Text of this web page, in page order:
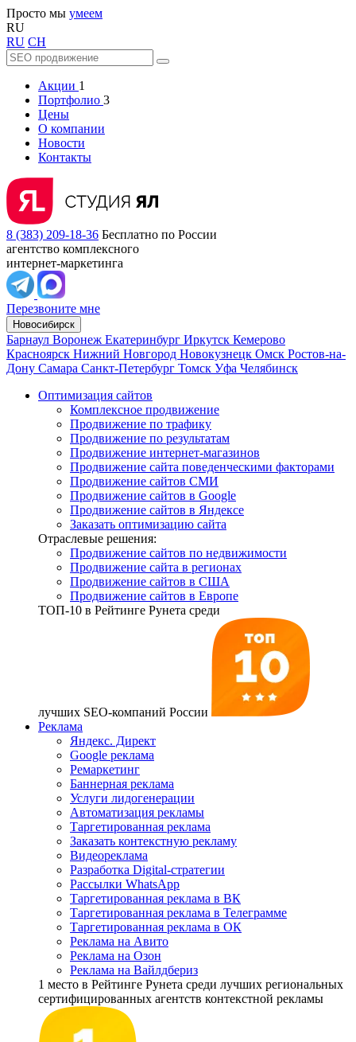
Просто мы умеем
RU
RU CH
Акции 1
Портфолио 3
Цены
О компании
Новости
Контакты
8 (383) 209-18-36 Бесплатно по России
агентство комплексного
интернет-маркетинга
Перезвоните мне
Новосибирск
Барнаул Воронеж Екатеринбург Иркутск Кемерово
Красноярск Нижний Новгород Новокузнецк Омск Ростов-на-
Дону Самара Санкт-Петербург Томск Уфа Челябинск
Оптимизация сайтов
Комплексное продвижение
Продвижение по трафику
Продвижение по результатам
Продвижение интернет-магазинов
Продвижение сайта поведенческими факторами
Продвижение сайтов СМИ
Продвижение сайтов в Google
Продвижение сайтов в Яндексе
Заказать оптимизацию сайта
Отраслевые решения:
Продвижение сайтов по недвижимости
Продвижение сайта в регионах
Продвижение сайтов в США
Продвижение сайтов в Европе
ТОП-10 в Рейтинге Рунета среди
лучших SEO-компаний России
Реклама
Яндекс. Директ
Google реклама
Ремаркетинг
Баннерная реклама
Услуги лидогенерации
Автоматизация рекламы
Таргетированная реклама
Заказать контекстную рекламу
Видеореклама
Разработка Digital-стратегии
Рассылки WhatsApp
Таргетированная реклама в ВК
Таргетированная реклама в Телеграмме
Таргетированная реклама в ОК
Реклама на Авито
Реклама на Озон
Реклама на Вайлдбериз
1 место в Рейтинге Рунета cреди лучших региональных
сертифицированных агентств контекстной рекламы